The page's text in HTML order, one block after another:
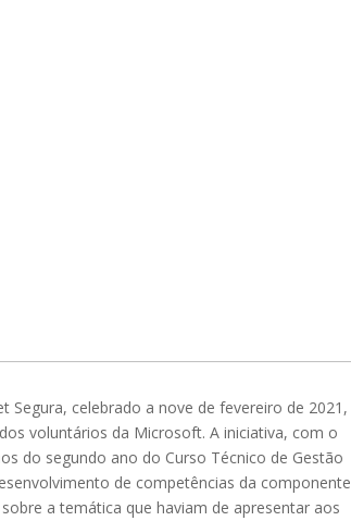
Segura, celebrado a nove de fevereiro de 2021,
voluntários da Microsoft. A iniciativa, com o
do segundo ano do Curso Técnico de Gestão
de competências da componente
a temática que haviam de apresentar aos